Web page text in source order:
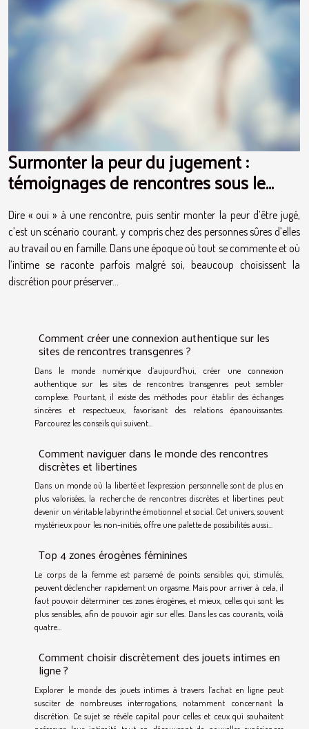
Surmonter la peur du jugement :
témoignages de rencontres sous le
signe du respect
Dire « oui » à une rencontre, puis sentir monter la peur d’être jugé,
c’est un scénario courant, y compris chez des personnes sûres d’elles
au travail ou en famille. Dans une époque où tout se commente et où
l’intime se raconte parfois malgré soi, beaucoup choisissent la
discrétion pour préserver...
Comment créer une connexion authentique sur les
sites de rencontres transgenres ?
Dans le monde numérique d’aujourd’hui, créer une connexion
authentique sur les sites de rencontres transgenres peut sembler
complexe. Pourtant, il existe des méthodes pour établir des échanges
sincères et respectueux, favorisant des relations épanouissantes.
Parcourez les conseils qui suivent...
Comment naviguer dans le monde des rencontres
discrètes et libertines
Dans un monde où la liberté et l'expression personnelle sont de plus en
plus valorisées, la recherche de rencontres discrètes et libertines peut
devenir un véritable labyrinthe émotionnel et social. Cet univers, souvent
mystérieux pour les non-initiés, offre une palette de possibilités aussi...
Top 4 zones érogènes féminines
Le corps de la femme est parsemé de points sensibles qui, stimulés,
peuvent déclencher rapidement un orgasme. Mais pour arriver à cela, il
faut pouvoir déterminer ces zones érogènes, et mieux, celles qui sont les
plus sensibles, afin de pouvoir agir sur elles. Dans les cas courants, voilà
quatre...
Comment choisir discrètement des jouets intimes en
ligne ?
Explorer le monde des jouets intimes à travers l’achat en ligne peut
susciter de nombreuses interrogations, notamment concernant la
discrétion. Ce sujet se révèle capital pour celles et ceux qui souhaitent